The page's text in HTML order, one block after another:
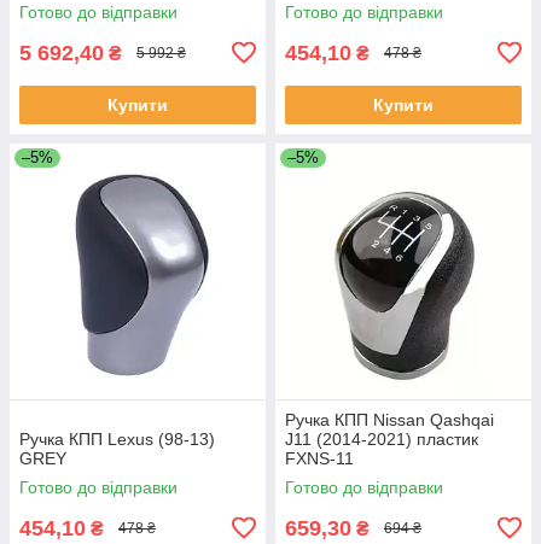
Готово до відправки
5 692,40 ₴ 5 992 ₴
Купити
Готово до відправки
454,10 ₴ 478 ₴
Купити
–5%
Ручка КПП Lexus (98-13)
GREY
Готово до відправки
454,10 ₴ 478 ₴
–5%
Ручка КПП Nissan Qashqai
J11 (2014-2021) пластик
FXNS-11
Готово до відправки
659,30 ₴ 694 ₴